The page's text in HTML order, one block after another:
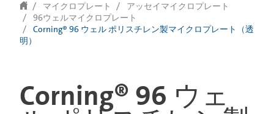
マイクロプレート
アッセイマイクロプレート
96ウェルマイクロプレート
Corning® 96 ウェル ポリスチレン製マイクロプレート（透
明）
Corning® 96 ウェ